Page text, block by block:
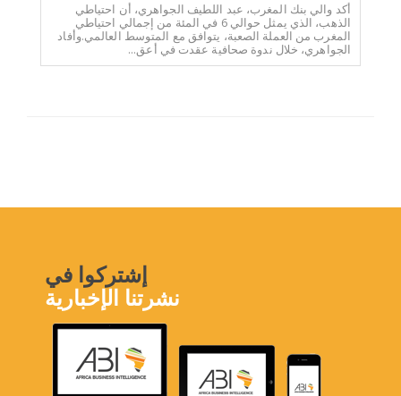
أكد والي بنك المغرب، عبد اللطيف الجواهري، أن احتياطي
الذهب، الذي يمثل حوالي 6 في المئة من إجمالي احتياطي
المغرب من العملة الصعبة، يتوافق مع المتوسط العالمي.وأفاد
الجواهري، خلال ندوة صحافية عقدت في أعق...
إشتركوا في
نشرتنا الإخبارية